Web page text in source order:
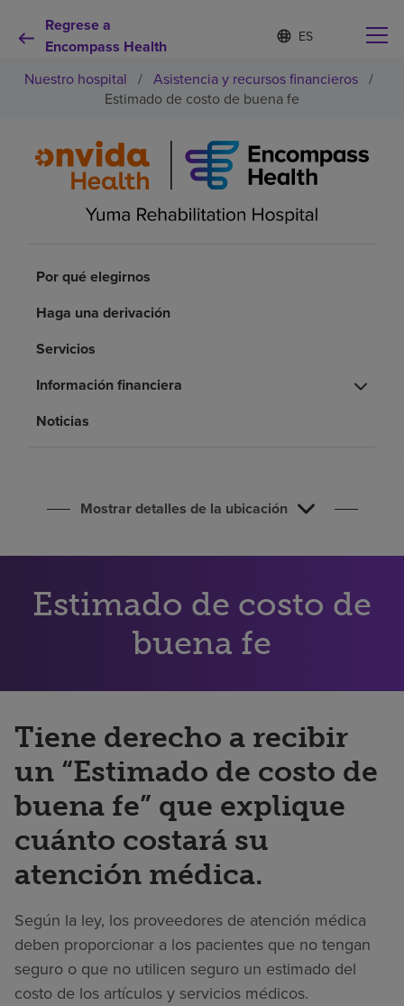
Regrese a
Encompass Health
Lista
de
contraída
d
o
m
e
l
e
c
Por qué debe elegirnos
Servicios de rehabilitación
Recursos de salud
Buscar un centro
Pagar mi factura
Nuestro hospital / Asistencia y recursos financieros /
Estimado de costo de buena fe
Por qué elegirnos
Haga una derivación
Servicios
Información financiera
Noticias
Mostrar detalles de la ubicación
Estimado de costo de
buena fe
Tiene derecho a recibir
un “Estimado de costo de
buena fe” que explique
cuánto costará su
atención médica.
Según la ley, los proveedores de atención médica
deben proporcionar a los pacientes que no tengan
seguro o que no utilicen seguro un estimado del
costo de los artículos y servicios médicos.